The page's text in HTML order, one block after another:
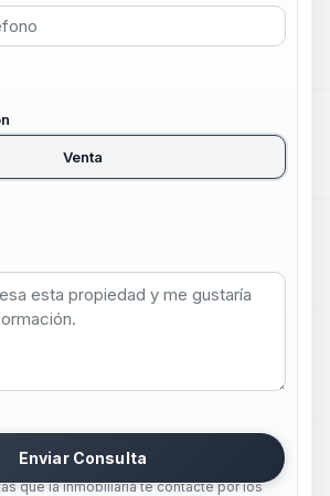
Venta
Enviar Consulta
que la inmobiliaria te contacte por los